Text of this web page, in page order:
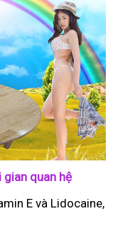
quan hệ
E và Lidocaine,